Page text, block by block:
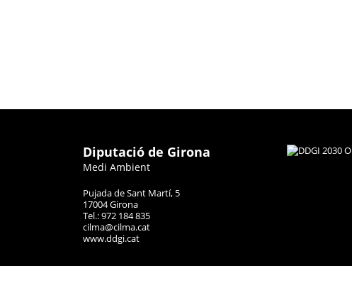
Diputació de Girona
Medi Ambient
Pujada de Sant Martí, 5
17004 Girona
Tel.: 972 184 835
cilma@cilma.cat
www.ddgi.cat